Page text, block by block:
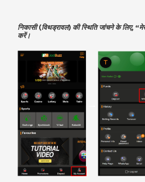
निकासी (विथड्रावल) की स्थिति जांचने के लिए,
करें।